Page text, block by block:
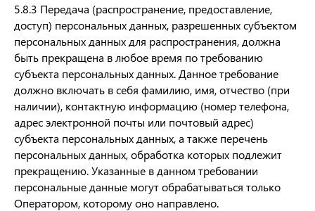
5.8.3 Передача (распространение, предоставление,
доступ) персональных данных, разрешенных субъектом
персональных данных для распространения, должна
быть прекращена в любое время по требованию
субъекта персональных данных. Данное требование
должно включать в себя фамилию, имя, отчество (при
наличии), контактную информацию (номер телефона,
адрес электронной почты или почтовый адрес)
субъекта персональных данных, а также перечень
персональных данных, обработка которых подлежит
прекращению. Указанные в данном требовании
персональные данные могут обрабатываться только
Оператором, которому оно направлено.